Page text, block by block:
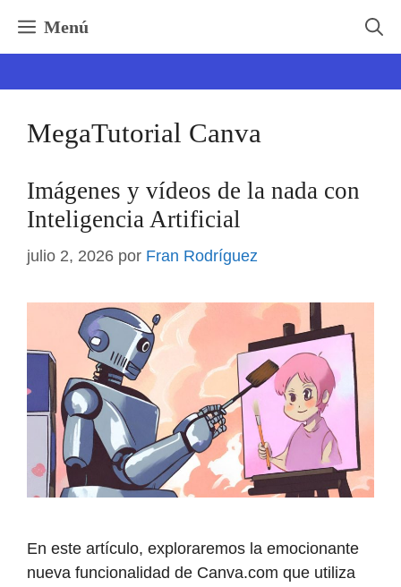
contenido
Menú
MegaTutorial Canva
Imágenes y vídeos de la nada con
Inteligencia Artificial
julio 2, 2026 por Fran Rodríguez
En este artículo, exploraremos la emocionante
nueva funcionalidad de Canva.com que utiliza